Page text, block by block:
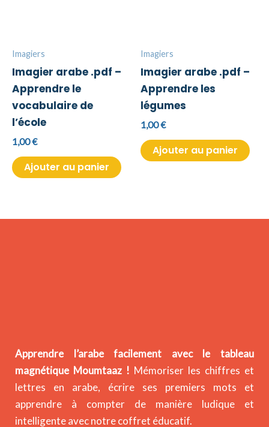
Imagiers
Imagier arabe .pdf –
Apprendre le
vocabulaire de
l’école
1,00€
Ajouter au panier
Imagiers
Imagier arabe .pdf –
Apprendre les
légumes
1,00€
Ajouter au panier
Apprendre l’arabe facilement avec le tableau
magnétique Moumtaaz ! Mémoriser les chiffres et
lettres en arabe, écrire ses premiers mots et
apprendre à compter de manière ludique et
intelligente avec notre coffret éducatif.